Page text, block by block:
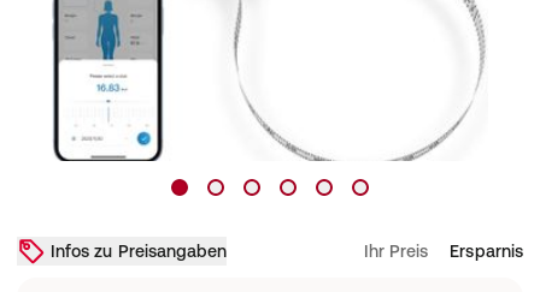
Infos zu Preisangaben Ihr Preis Ersparnis